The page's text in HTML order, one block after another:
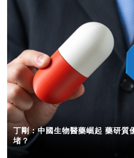
丁剛：中國生物醫藥崛起 藥研質
堵？